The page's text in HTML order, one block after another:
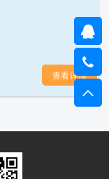
查看详情